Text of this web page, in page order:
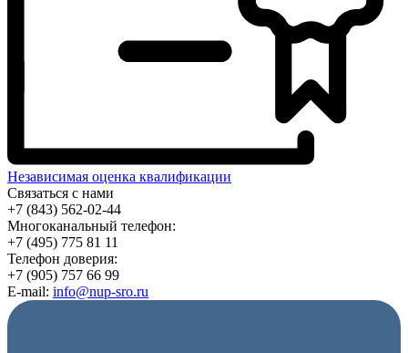
Независимая оценка квалификации
Связаться с нами
+7 (843) 562-02-44
Многоканальный телефон:
+7 (495) 775 81 11
Телефон доверия:
+7 (905) 757 66 99
E-mail: info@nup-sro.ru